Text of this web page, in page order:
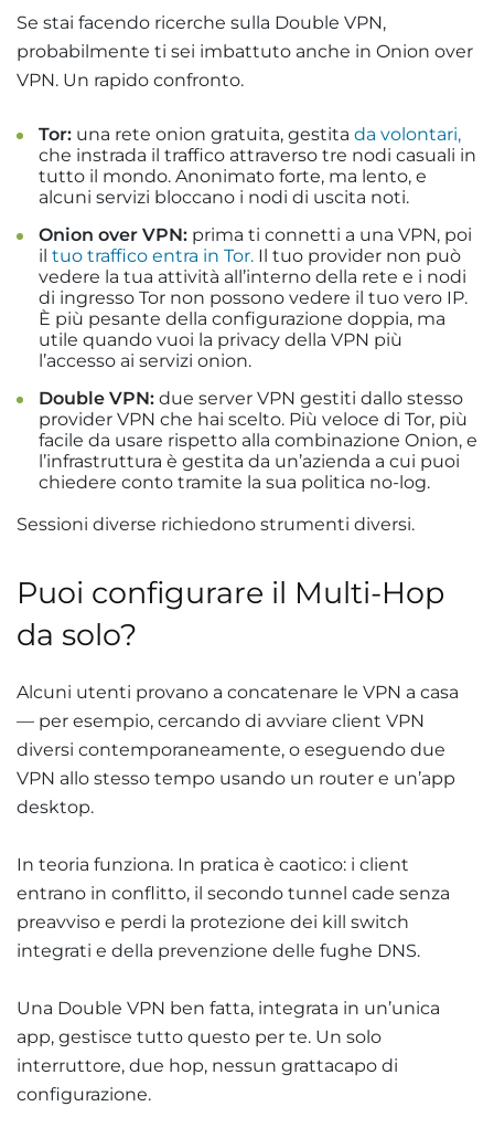
Se stai facendo ricerche sulla Double VPN,
probabilmente ti sei imbattuto anche in Onion over
VPN. Un rapido confronto.
Tor: una rete onion gratuita, gestita da volontari,
che instrada il traffico attraverso tre nodi casuali in
tutto il mondo. Anonimato forte, ma lento, e
alcuni servizi bloccano i nodi di uscita noti.
Onion over VPN: prima ti connetti a una VPN, poi
il tuo traffico entra in Tor. Il tuo provider non può
vedere la tua attività all’interno della rete e i nodi
di ingresso Tor non possono vedere il tuo vero IP.
È più pesante della configurazione doppia, ma
utile quando vuoi la privacy della VPN più
l’accesso ai servizi onion.
Double VPN: due server VPN gestiti dallo stesso
provider VPN che hai scelto. Più veloce di Tor, più
facile da usare rispetto alla combinazione Onion, e
l’infrastruttura è gestita da un’azienda a cui puoi
chiedere conto tramite la sua politica no-log.
Sessioni diverse richiedono strumenti diversi.
Puoi configurare il Multi-Hop
da solo?
Alcuni utenti provano a concatenare le VPN a casa
— per esempio, cercando di avviare client VPN
diversi contemporaneamente, o eseguendo due
VPN allo stesso tempo usando un router e un’app
desktop.
In teoria funziona. In pratica è caotico: i client
entrano in conflitto, il secondo tunnel cade senza
preavviso e perdi la protezione dei kill switch
integrati e della prevenzione delle fughe DNS.
Una Double VPN ben fatta, integrata in un’unica
app, gestisce tutto questo per te. Un solo
interruttore, due hop, nessun grattacapo di
configurazione.